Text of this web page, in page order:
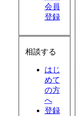
会員
登録
相談する
はじ
めて
の方
へ
登録